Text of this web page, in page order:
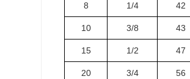
8 1/4 42
10 3/8 43
15 1/2 47
20 3/4 56